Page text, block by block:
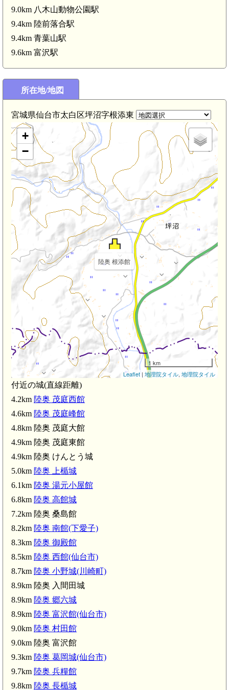
9.0km 八木山動物公園駅
9.4km 陸前落合駅
9.4km 青葉山駅
9.6km 富沢駅
所在地/地図
宮城県仙台市太白区坪沼字根添東
陸奥 根添館
+
−
1 km
Leaflet | 地理院タイル, 地理院タイル
付近の城(直線距離)
4.2km 陸奥 茂庭西館
4.6km 陸奥 茂庭峰館
4.8km 陸奥 茂庭大館
4.9km 陸奥 茂庭東館
4.9km 陸奥 けんとう城
5.0km 陸奥 上楯城
6.1km 陸奥 湯元小屋館
6.8km 陸奥 高館城
7.2km 陸奥 桑島館
8.2km 陸奥 南館(下愛子)
8.3km 陸奥 御殿館
8.5km 陸奥 西館(仙台市)
8.7km 陸奥 小野城(川崎町)
8.9km 陸奥 入間田城
8.9km 陸奥 郷六城
8.9km 陸奥 富沢館(仙台市)
9.0km 陸奥 村田館
9.0km 陸奥 富沢館
9.3km 陸奥 葛岡城(仙台市)
9.7km 陸奥 兵糧館
9.8km 陸奥 長楯城